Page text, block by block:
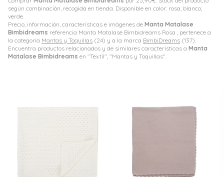
según combinación, recogida en tienda. Disponible en color: rosa; blanco;
verde.
Precio, información, características e imágenes de Manta Matalase
Bimbidreams referencia Manta Matalase Bimbidreams Rosa , pertenece a
la categoría Mantas y Toquillas (24) y a la marca BimbiDreams (137).
Encuentra productos relacionados y de similares características a Manta
Matalase Bimbidreams en "Textil", "Mantas y Toquillas".